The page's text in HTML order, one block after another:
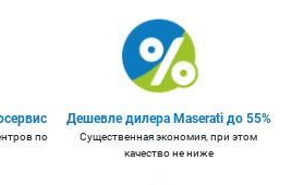
по
Дешевле дилера Maserati до 55%
Существенная экономия, при этом
качество не ниже